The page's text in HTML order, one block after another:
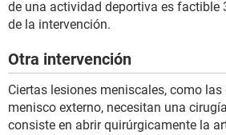
de una actividad deportiva es factible
de la intervención.
Otra intervención
Ciertas lesiones meniscales, como las
menisco externo, necesitan una
consiste en abrir quirúrgicamente la